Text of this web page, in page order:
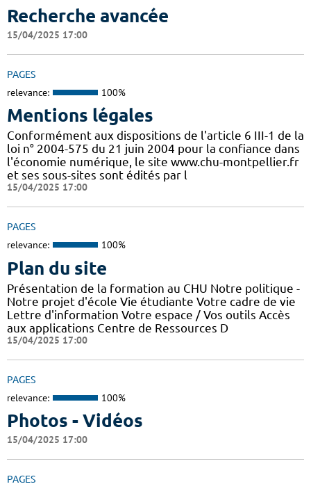
Recherche avancée
15/04/2025 17:00
PAGES
relevance: 100%
Mentions légales
Conformément aux dispositions de l'article 6 III-1 de la
loi n° 2004-575 du 21 juin 2004 pour la confiance dans
l'économie numérique, le site www.chu-montpellier.fr
et ses sous-sites sont édités par l
15/04/2025 17:00
PAGES
relevance: 100%
Plan du site
Présentation de la formation au CHU Notre politique -
Notre projet d'école Vie étudiante Votre cadre de vie
Lettre d'information Votre espace / Vos outils Accès
aux applications Centre de Ressources D
15/04/2025 17:00
PAGES
relevance: 100%
Photos - Vidéos
15/04/2025 17:00
PAGES